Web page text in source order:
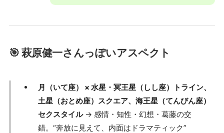
🎯 萩原健一さんっぽいアスペクト
月（いて座） × 水星・冥王星（しし座）トライン、
土星（おとめ座）スクエア、海王星（てんびん座）
セクスタイル→ 感情・知性・幻想・葛藤の交
錯。“奔放に見えて、内面はドラマティック”